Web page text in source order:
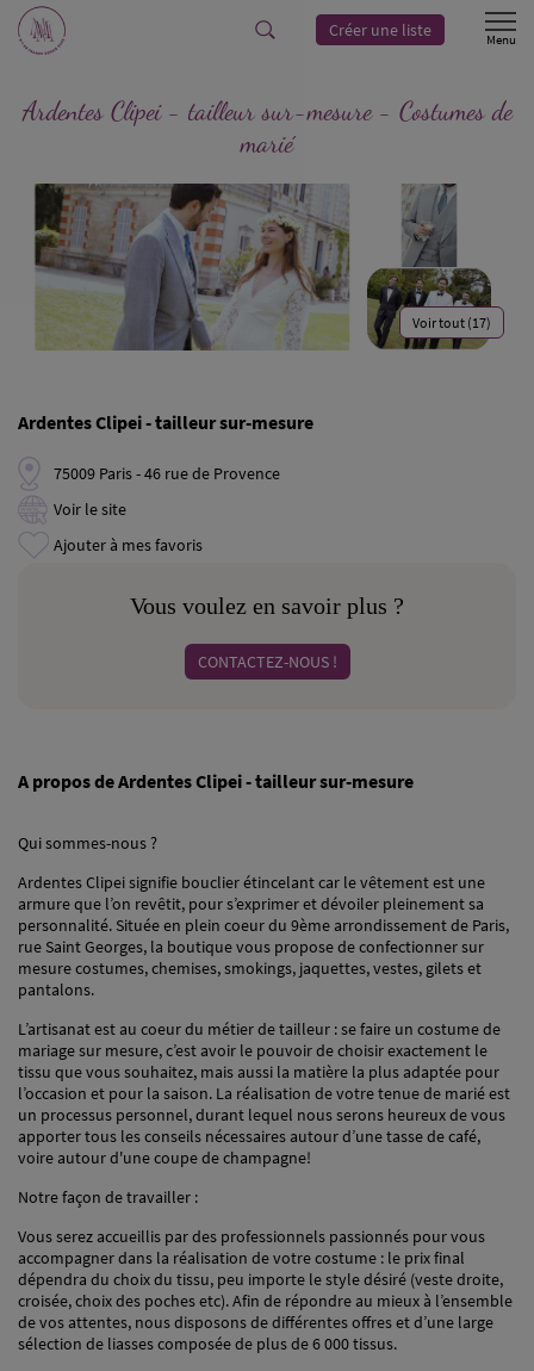
Créer une liste
Ardentes Clipei - tailleur sur-mesure - Costumes de
marié
Voir tout (17)
Ardentes Clipei - tailleur sur-mesure
75009 Paris - 46 rue de Provence
Voir le site
Ajouter à mes favoris
Vous voulez en savoir plus ?
CONTACTEZ-NOUS !
A propos de Ardentes Clipei - tailleur sur-mesure
Qui sommes-nous ?
Ardentes Clipei signifie bouclier étincelant car le vêtement est une
armure que l’on revêtit, pour s’exprimer et dévoiler pleinement sa
personnalité. Située en plein coeur du 9ème arrondissement de Paris,
rue Saint Georges, la boutique vous propose de confectionner sur
mesure costumes, chemises, smokings, jaquettes, vestes, gilets et
pantalons.
L’artisanat est au coeur du métier de tailleur : se faire un costume de
mariage sur mesure, c’est avoir le pouvoir de choisir exactement le
tissu que vous souhaitez, mais aussi la matière la plus adaptée pour
l’occasion et pour la saison. La réalisation de votre tenue de marié est
un processus personnel, durant lequel nous serons heureux de vous
apporter tous les conseils nécessaires autour d’une tasse de café,
voire autour d'une coupe de champagne!
Notre façon de travailler :
Vous serez accueillis par des professionnels passionnés pour vous
accompagner dans la réalisation de votre costume : le prix final
dépendra du choix du tissu, peu importe le style désiré (veste droite,
croisée, choix des poches etc). Afin de répondre au mieux à l’ensemble
de vos attentes, nous disposons de différentes offres et d’une large
sélection de liasses composée de plus de 6 000 tissus.